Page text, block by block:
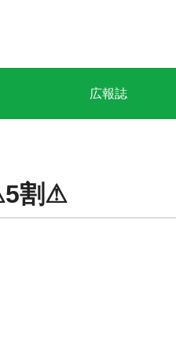
広報誌
割⚠